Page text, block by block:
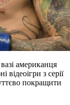
американця
з серії
покращити